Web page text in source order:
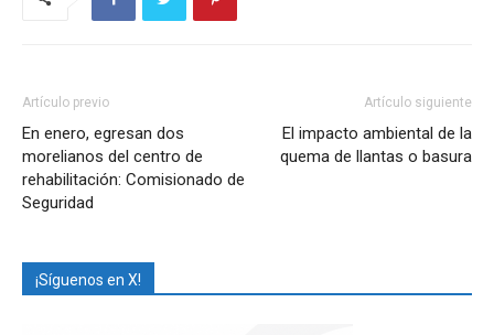
Artículo previo
En enero, egresan dos
morelianos del centro de
rehabilitación: Comisionado de
Seguridad
Artículo siguiente
El impacto ambiental de la
quema de llantas o basura
¡Síguenos en X!